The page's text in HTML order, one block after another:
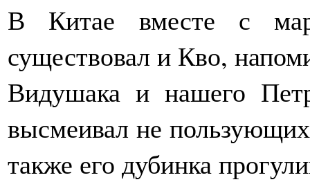
В Китае вместе с
существовал и Кво,
Видушака и нашего
высмеивал не
также его дубинка